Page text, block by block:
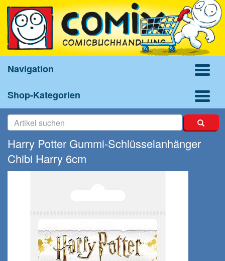
Navigation
Shop-Kategorien
Harry Potter Gummi-Schlüsselanhänger
Chibi Harry 6cm